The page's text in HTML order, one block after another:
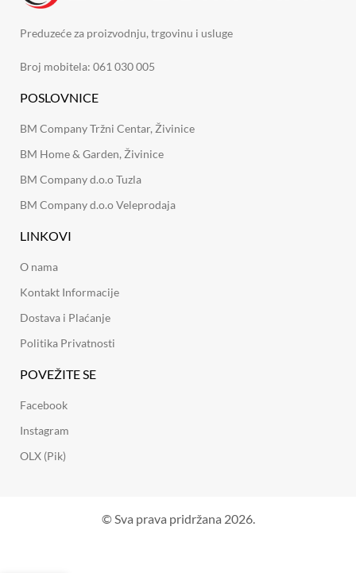
Preduzeće za proizvodnju, trgovinu i usluge
Broj mobitela: 061 030 005
POSLOVNICE
BM Company Tržni Centar, Živinice
BM Home & Garden, Živinice
BM Company d.o.o Tuzla
BM Company d.o.o Veleprodaja
LINKOVI
O nama
Kontakt Informacije
Dostava i Plaćanje
Politika Privatnosti
POVEŽITE SE
Facebook
Instagram
OLX (Pik)
© Sva prava pridržana 2026.